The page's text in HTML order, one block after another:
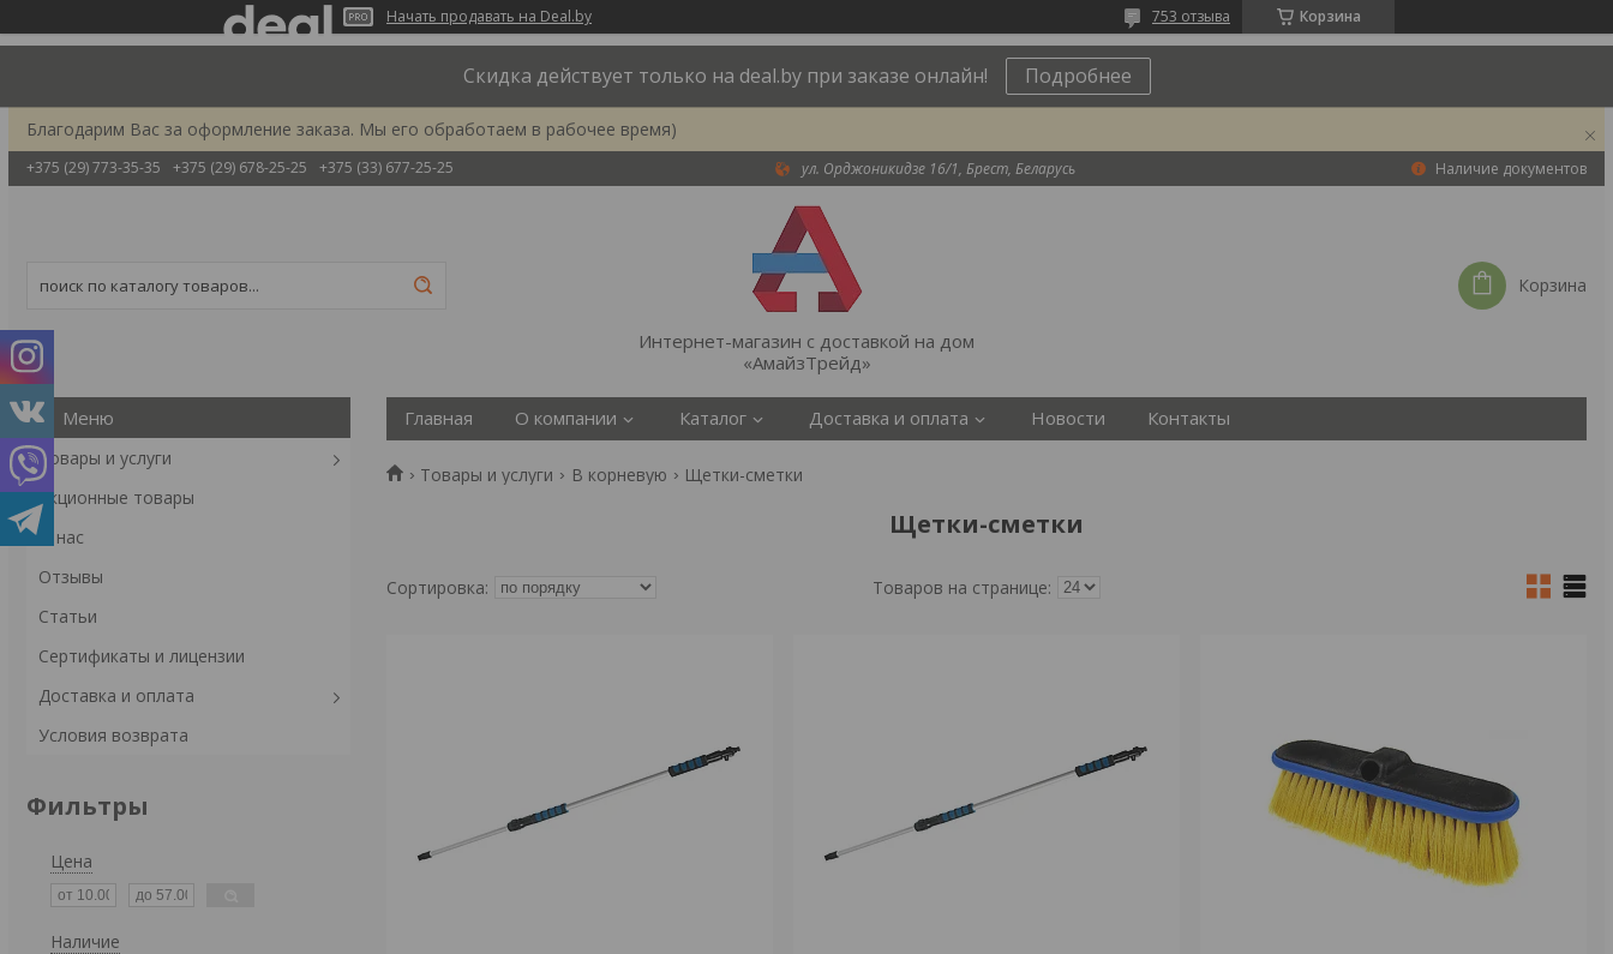
Начать продавать на Deal.by Корзина
753 отзыва
Скидка действует только на deal.by при заказе онлайн! Подробнее
Благодарим Вас за оформление заказа. Мы его обработаем в рабочее время)
+375 (29) 773-35-35 +375 (29) 678-25-25 +375 (33) 677-25-25 ул. Орджоникидзе 16/1, Брест, Беларусь Наличие документов
Интернет-магазин с доставкой на дом
«АмайзТрейд»
Корзина
Товары и услуги
Акционные товары
О нас
Отзывы
Статьи
Сертификаты и лицензии
Доставка и оплата
Условия возврата
Фильтры
Цена
Наличие
Главная О компании Каталог Доставка и оплата Новости Контакты
Товары и услуги В корневую Щетки-сметки
Щетки-сметки